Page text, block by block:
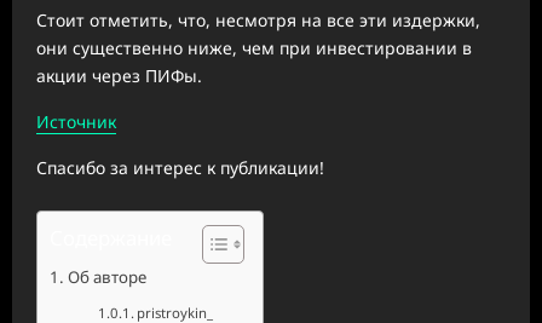
Стоит отметить, что, несмотря на все эти издержки,
они существенно ниже, чем при инвестировании в
акции через ПИФы.
Источник
Спасибо за интерес к публикации!
Об авторе
pristroykin_